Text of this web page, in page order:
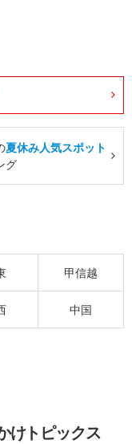
夏休み人気スポット
グ
甲信越
中国
けトピックス